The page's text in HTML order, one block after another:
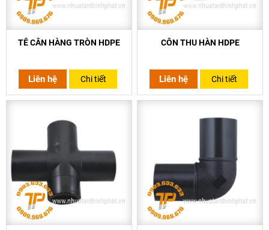
TÊ CÂN HÀNG TRÒN HDPE
Liên hệ Chi tiết
CÔN THU HÀN HDPE
Liên hệ Chi tiết